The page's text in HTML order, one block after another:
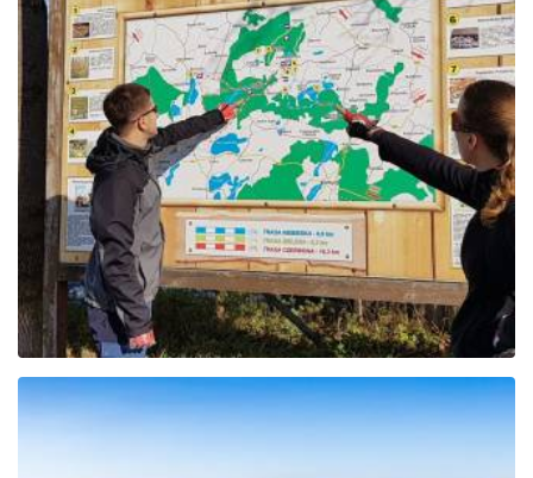
Der rote Pomieczyno-
Radweg